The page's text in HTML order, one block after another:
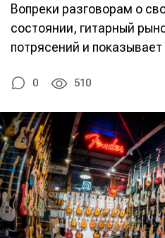
Вопреки разговорам о
состоянии, гитарный
потрясений и показывает
0 510